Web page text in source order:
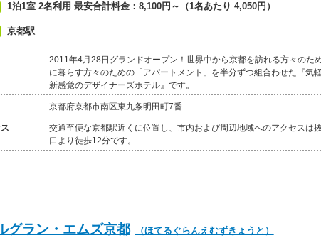
1泊1室 2名利用 最安合計料金：8,100円～（1名あたり 4,050円）
京都駅
2011年4月28日グランドオープン！世界中から京都を訪れる方々のた
に暮らす方々のための「アパートメント」を半分ずつ組合わせた『気
新感覚のデザイナーズホテル』です。
京都府京都市南区東九条明田町7番
交通至便な京都駅近くに位置し、市内および周辺地域へのアクセスは
口より徒歩12分です。
グラン・エムズ京都 （ほてるぐらんえむずきょうと）